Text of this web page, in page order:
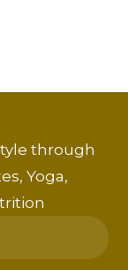
through
Yoga,